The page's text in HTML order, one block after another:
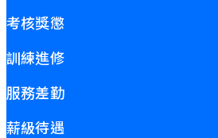
考核獎懲
訓練進修
服務差勤
薪級待遇